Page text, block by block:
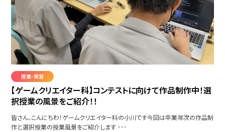
授業・実習
【ゲームクリエイター科】コンテストに向けて作品制作中！選
択授業の風景をご紹介！！
皆さん、こんにちわ！ゲームクリエイター科の小川です今回は卒業年次の作品制
作と選択授業の授業風景をご紹介します ･･･